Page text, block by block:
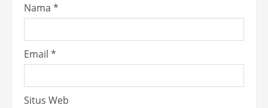
Nama *
Email *
Situs Web